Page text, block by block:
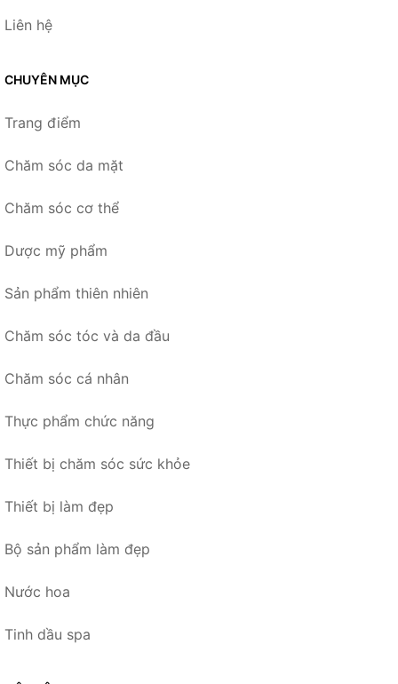
Liên hệ
CHUYÊN MỤC
Trang điểm
Chăm sóc da mặt
Chăm sóc cơ thể
Dược mỹ phẩm
Sản phẩm thiên nhiên
Chăm sóc tóc và da đầu
Chăm sóc cá nhân
Thực phẩm chức năng
Thiết bị chăm sóc sức khỏe
Thiết bị làm đẹp
Bộ sản phẩm làm đẹp
Nước hoa
Tinh dầu spa